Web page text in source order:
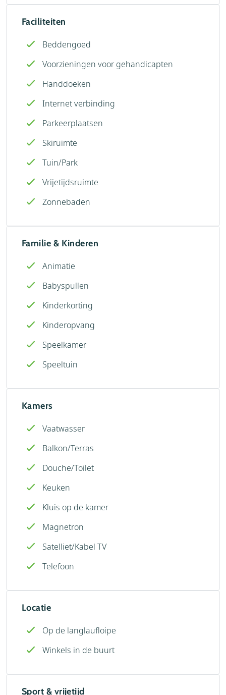
Faciliteiten
Beddengoed
Voorzieningen voor gehandicapten
Handdoeken
Internet verbinding
Parkeerplaatsen
Skiruimte
Tuin/Park
Vrijetijdsruimte
Zonnebaden
Familie & Kinderen
Animatie
Babyspullen
Kinderkorting
Kinderopvang
Speelkamer
Speeltuin
Kamers
Vaatwasser
Balkon/Terras
Douche/Toilet
Keuken
Kluis op de kamer
Magnetron
Satelliet/Kabel TV
Telefoon
Locatie
Op de langlaufloipe
Winkels in de buurt
Sport & vrijetijd